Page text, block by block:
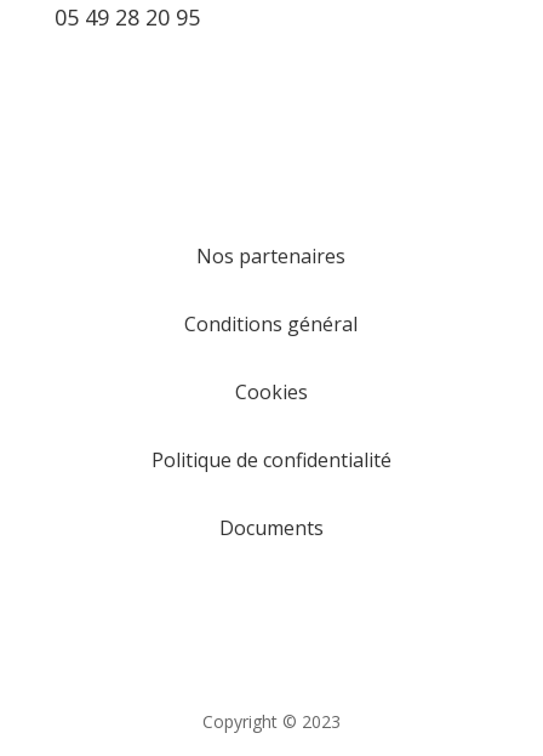
05 49 28 20 95
Nos partenaires
Conditions général
Cookies
Politique de confidentialité
Documents
Copyright © 2023